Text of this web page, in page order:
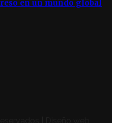
en un mundo global